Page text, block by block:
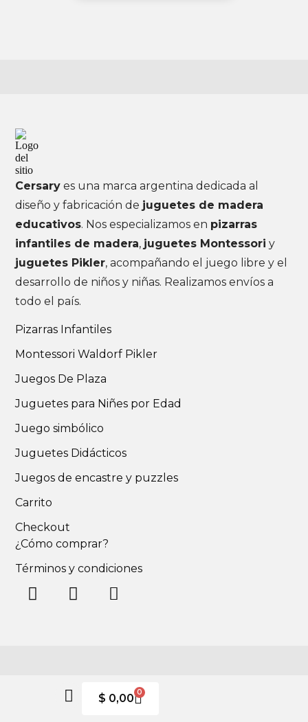
$ 0,00 0
Cersary es una marca argentina dedicada al
diseño y fabricación de juguetes de madera
educativos. Nos especializamos en pizarras
infantiles de madera, juguetes Montessori y
juguetes Pikler, acompañando el juego libre y el
desarrollo de niños y niñas. Realizamos envíos a
todo el país.
Pizarras Infantiles
Montessori Waldorf Pikler
Juegos De Plaza
Juguetes para Niñes por Edad
Juego simbólico
Juguetes Didácticos
Juegos de encastre y puzzles
Carrito
Checkout
¿Cómo comprar?
Términos y condiciones